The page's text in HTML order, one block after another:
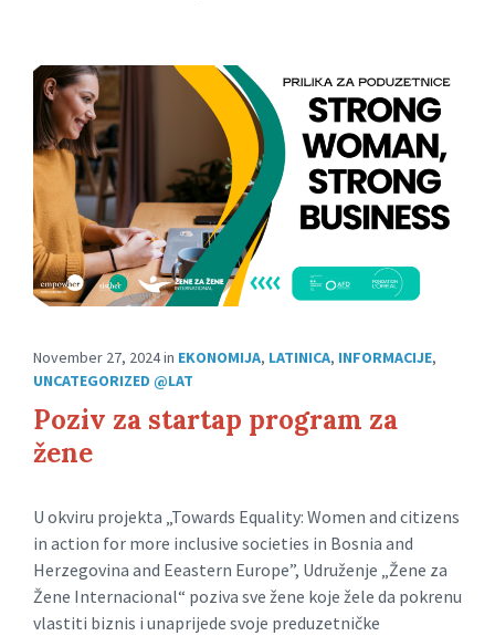
November 27, 2024in EKONOMIJA, LATINICA, INFORMACIJE,
UNCATEGORIZED @LAT
Poziv za startap program za
žene
U okviru projekta „Towards Equality: Women and citizens
in action for more inclusive societies in Bosnia and
Herzegovina and Eeastern Europe”, Udruženje „Žene za
Žene Internacional“ poziva sve žene koje žele da pokrenu
vlastiti biznis i unaprijede svoje preduzetničke